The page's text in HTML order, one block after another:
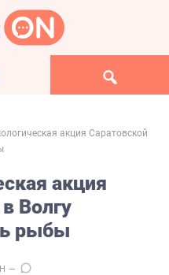
акция Саратовской
акция
Волгу
рыбы
—